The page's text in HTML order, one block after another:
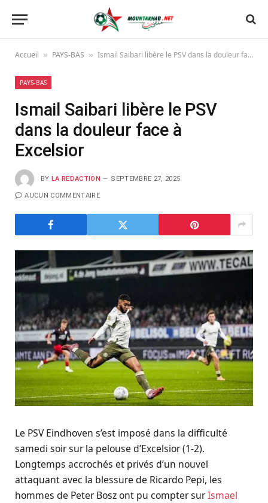
Accueil » PAYS-BAS » Ismail Saibari libère le PSV dans la douleur face à Excelsior
PAYS-BAS
Ismail Saibari libère le PSV
dans la douleur face à
Excelsior
BY LA REDACTION SEPTEMBRE 27, 2025
AUCUN COMMENTAIRE
Le PSV Eindhoven s’est imposé dans la difficulté
samedi soir sur la pelouse d’Excelsior (1-2).
Longtemps accrochés et privés d’un nouvel
attaquant avec la blessure de Ricardo Pepi, les
hommes de Peter Bosz ont pu compter surIsmael